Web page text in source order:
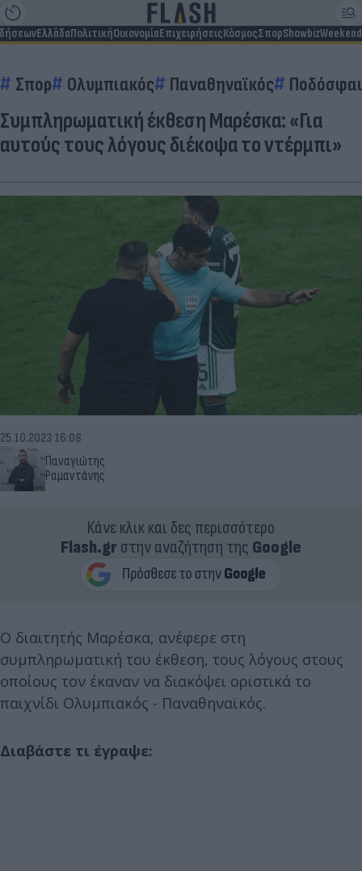
ΕλλάδαΠολιτικήΟικονομίαΕπιχειρήσειςΚόσμοςΣπορShowbizWeekend
Σπορ Ολυμπιακός Παναθηναϊκός
Συμπληρωματική έκθεση Μαρέσκα: «Για
αυτούς τους λόγους διέκοψα το ντέρμπι»
Παναγιώτης
Ραμαντάνης
25.10.2023 16:08
Κάνε κλικ και δες περισσότερο
Flash.grστην αναζήτηση της Google
Ο διαιτητής Μαρέσκα, ανέφερε στη
συμπληρωματική του έκθεση, τους λόγους στους
οποίους τον έκαναν να διακόψει οριστικά το
παιχνίδι Ολυμπιακός - Παναθηναϊκός.
Διαβάστε τι έγραψε: